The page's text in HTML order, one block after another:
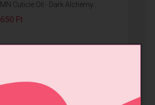
MN Cuticle Oil - Dark Alchemy...
650 Ft